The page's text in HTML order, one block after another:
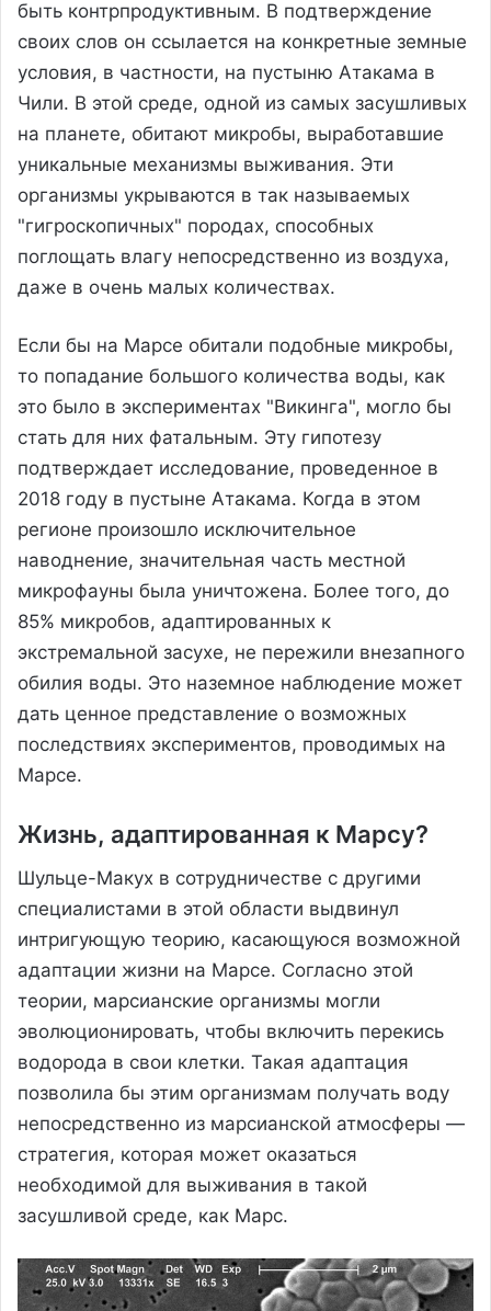
быть контрпродуктивным. В подтверждение
своих слов он ссылается на конкретные земные
условия, в частности, на пустыню Атакама в
Чили. В этой среде, одной из самых засушливых
на планете, обитают микробы, выработавшие
уникальные механизмы выживания. Эти
организмы укрываются в так называемых
"гигроскопичных" породах, способных
поглощать влагу непосредственно из воздуха,
даже в очень малых количествах.
Если бы на Марсе обитали подобные микробы,
то попадание большого количества воды, как
это было в экспериментах "Викинга", могло бы
стать для них фатальным. Эту гипотезу
подтверждает исследование, проведенное в
2018 году в пустыне Атакама. Когда в этом
регионе произошло исключительное
наводнение, значительная часть местной
микрофауны была уничтожена. Более того, до
85% микробов, адаптированных к
экстремальной засухе, не пережили внезапного
обилия воды. Это наземное наблюдение может
дать ценное представление о возможных
последствиях экспериментов, проводимых на
Марсе.
Жизнь, адаптированная к Марсу?
Шульце-Макух в сотрудничестве с другими
специалистами в этой области выдвинул
интригующую теорию, касающуюся возможной
адаптации жизни на Марсе. Согласно этой
теории, марсианские организмы могли
эволюционировать, чтобы включить перекись
водорода в свои клетки. Такая адаптация
позволила бы этим организмам получать воду
непосредственно из марсианской атмосферы —
стратегия, которая может оказаться
необходимой для выживания в такой
засушливой среде, как Марс.